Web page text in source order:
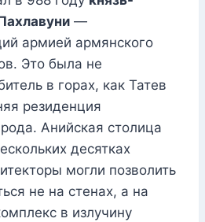
—
армией армянского
Это была не
в горах, как Татев
резиденция
Анийская столица
десятках
могли позволить
не на стенах, а на
в излучину